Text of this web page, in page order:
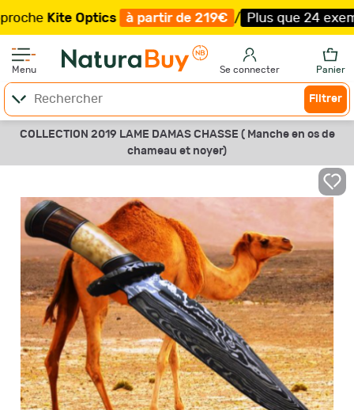
Kite Optics à partir de 219€ / Plus que 24
Menu Se connecter Panier
Filtrer
COLLECTION 2019 LAME DAMAS CHASSE ( Manche en os de
chameau et noyer)